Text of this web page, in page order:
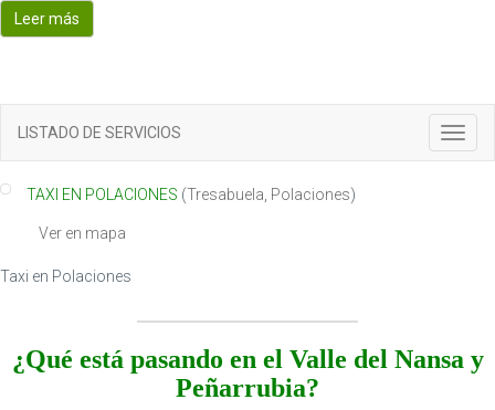
Leer más
LISTADO DE SERVICIOS
TAXI EN POLACIONES (Tresabuela Polaciones)
Ver en mapa
Taxi en Polaciones
¿Qué está pasando en el Valle del Nansa y
Peñarrubia?